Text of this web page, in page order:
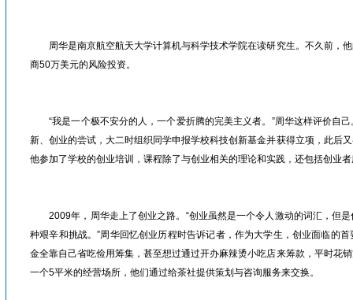
周华是南京航空航天大学计算机与科学技术学院在读研究生。不久前，他
商50万美元的风险投资。
“我是一个极不安分的人，一个爱折腾的完美主义者。”周华这样评价自
新、创业的尝试，大二时组织同学申报学校科技创新基金并获得立项，此后
他参加了学校的创业培训，课程除了与创业相关的理论和实践，还包括创业
2009年，周华走上了创业之路。“创业虽然是一个令人激动的词汇，但是
种艰辛和挑战。”周华回忆创业历程时告诉记者，作为大学生，创业面临的
金全靠自己省吃俭用筹集，甚至想过通过开办麻辣烫小吃店来筹款，平时花
一个5平米的经营场所，他们通过给茶社提供策划与咨询服务来交换。